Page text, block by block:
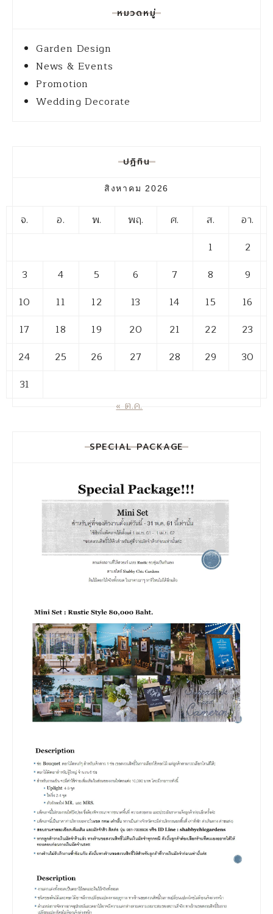
หมวดหมู่
Garden Design
News & Events
Promotion
Wedding Decorate
ปฏิทิน
สิงหาคม 2026
จ. อ. พ. พฤ. ศ. ส.
อา.
1
2
3
4 5 6 7 8
9
10
11 12 13 14 15
16
17
18 19 20 21 22
23
24
25 26 27 28 29
30
31
« ต.ค.
SPECIAL PACKAGE